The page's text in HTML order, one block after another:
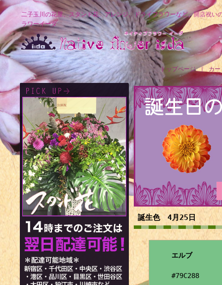
二子玉川の花屋、スタンド花、アレンジ、ドライフラワーなど、開店祝い
ラワーイーダ
トップページ｜ カ
誕生色 4月25日
エルブ
#79C288